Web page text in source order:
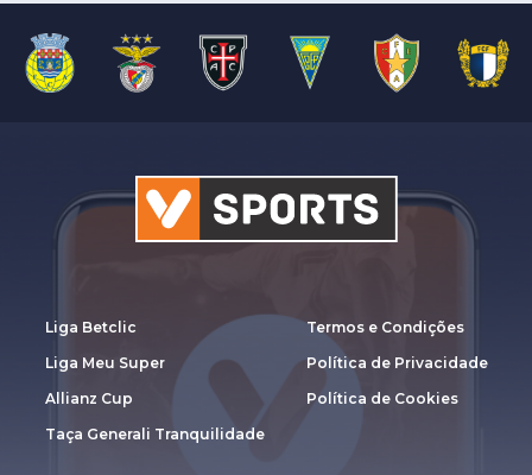
Liga Betclic
Liga Meu Super
Allianz Cup
Taça Generali Tranquilidade
Termos e Condições
Política de Privacidade
Política de Cookies